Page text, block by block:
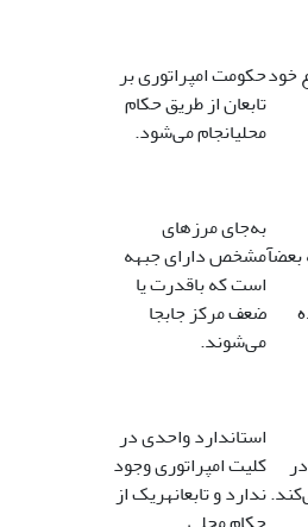
خودحکومت امپراتورى بر
تابعان از طریق حکام
محلىانجام مى‌شود.
به‌جاى مرزهاى
مشخص داراى جبهه
است که باقدرت یا
ضعف مرکز جابجا
مى‌شوند.
استاندارد واحدى در
کلیت امپراتورى وجود
ندارد و تابعانهریک از